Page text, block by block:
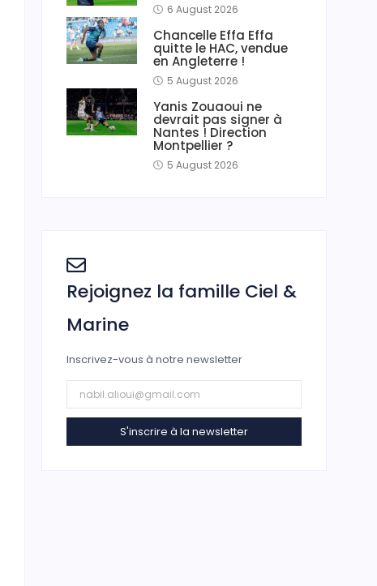
6 August 2026
Chancelle Effa Effa
quitte le HAC, vendue
en Angleterre !
5 August 2026
Yanis Zouaoui ne
devrait pas signer à
Nantes ! Direction
Montpellier ?
5 August 2026
Rejoignez la famille Ciel &
Marine
Inscrivez-vous à notre newsletter
S'inscrire à la newsletter